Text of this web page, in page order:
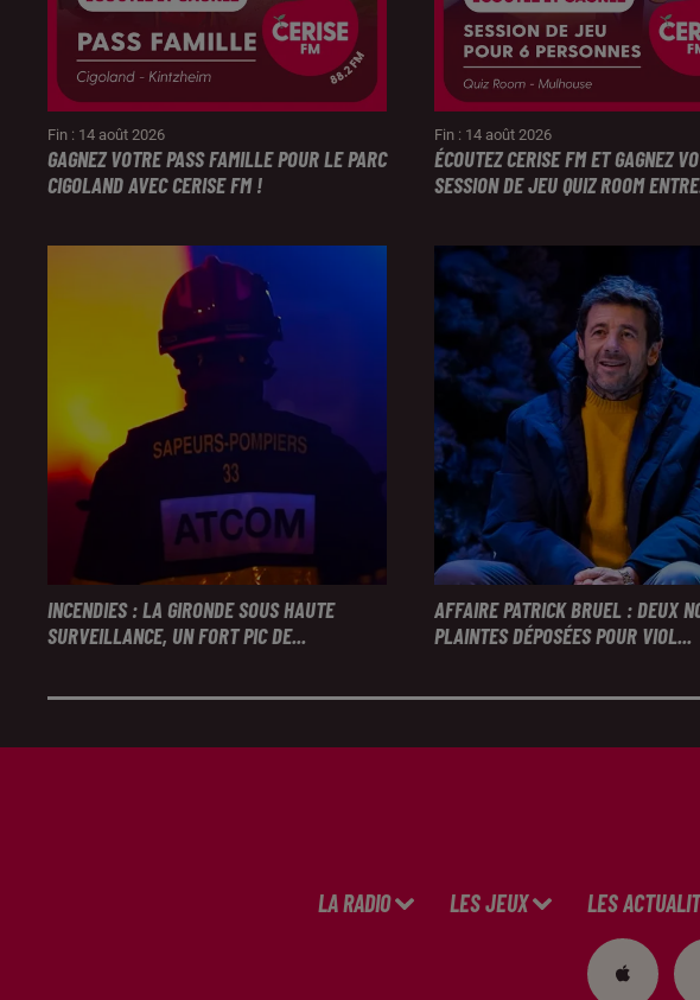
Fin : 14 août 2026
GAGNEZ VOTRE PASS FAMILLE POUR LE PARC
CIGOLAND AVEC CERISE FM !
Fin : 14 août 2026
ÉCOUTEZ CERISE FM ET GAGNEZ
SESSION DE JEU QUIZ ROOM
INCENDIES : LA GIRONDE SOUS HAUTE
SURVEILLANCE, UN FORT PIC DE...
AFFAIRE PATRICK BRUEL : DEUX
PLAINTES DÉPOSÉES POUR VIOL...
LA RADIO LES JEUX LES